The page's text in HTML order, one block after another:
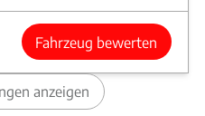
Fahrzeug bewerten
anzeigen